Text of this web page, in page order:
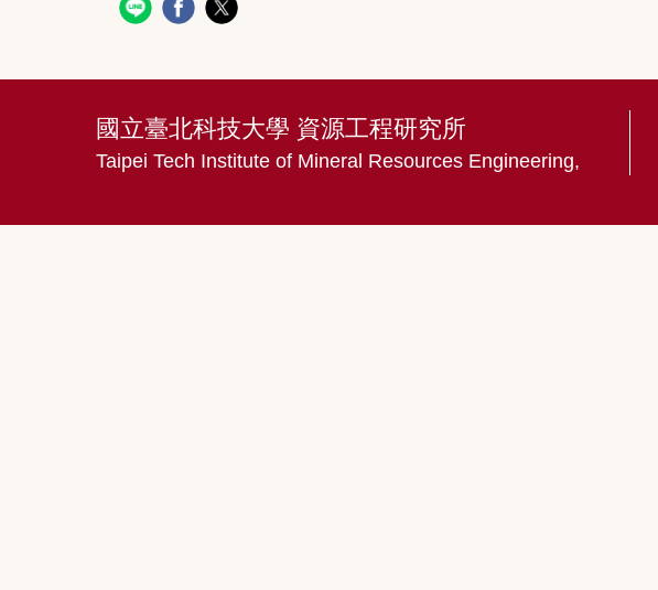
國立臺北科技大學 資源工程研究所
Taipei Tech Institute of Mineral Resources Engineering,